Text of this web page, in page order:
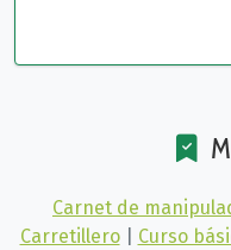
Carnet de
Carretillero
Curso